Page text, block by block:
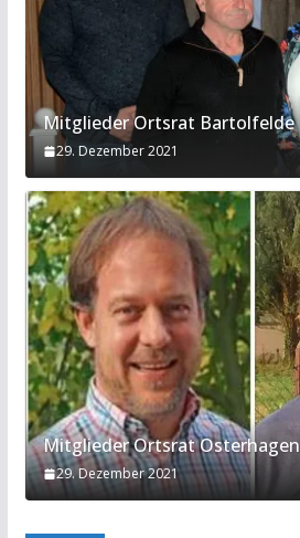
Mitglieder Ortsrat Bartolfelde
29. Dezember 2021
Mitglieder Ortsrat Osterhagen
29. Dezember 2021